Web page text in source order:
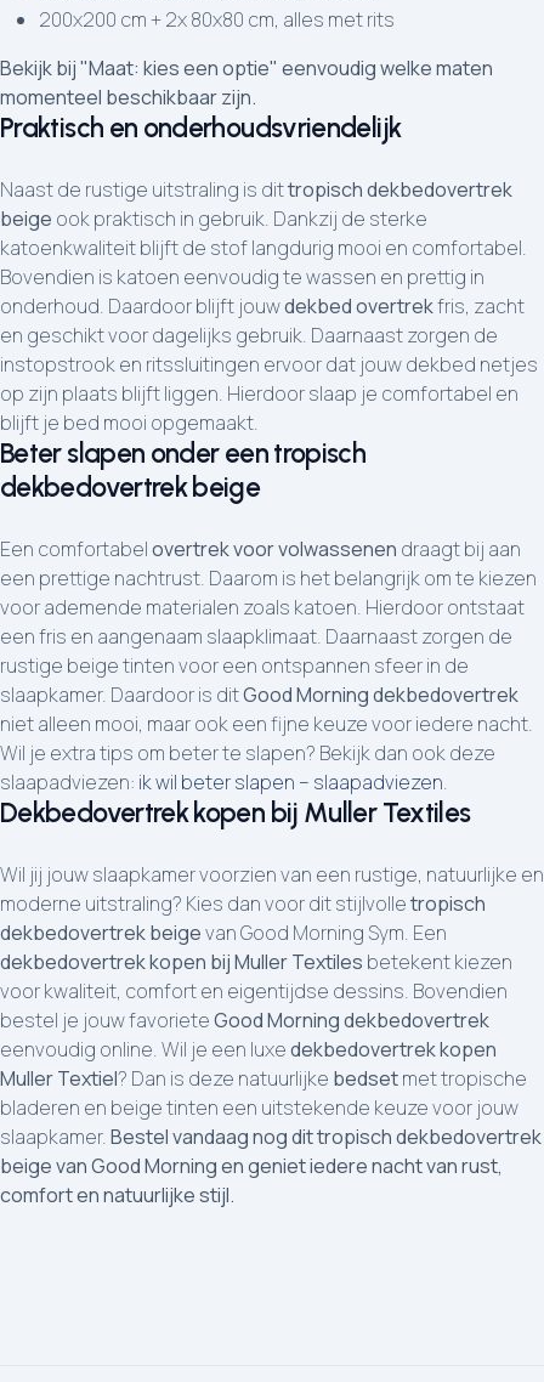
200x200 cm + 2x 80x80 cm, alles met rits
Bekijk bij "Maat: kies een optie" eenvoudig welke maten
momenteel beschikbaar zijn.
Praktisch en onderhoudsvriendelijk
Naast de rustige uitstraling is dittropisch dekbedovertrek
beige ook praktisch in gebruik. Dankzij de sterke
katoenkwaliteit blijft de stof langdurig mooi en comfortabel.
Bovendien is katoen eenvoudig te wassen en prettig in
onderhoud. Daardoor blijft jouwdekbed overtrekfris, zacht
en geschikt voor dagelijks gebruik. Daarnaast zorgen de
instopstrook en ritssluitingen ervoor dat jouw dekbed netjes
op zijn plaats blijft liggen. Hierdoor slaap je comfortabel en
blijft je bed mooi opgemaakt.
Beter slapen onder een tropisch
dekbedovertrek beige
Een comfortabelovertrek voor volwassenen draagt bij aan
een prettige nachtrust. Daarom is het belangrijk om te kiezen
voor ademende materialen zoals katoen. Hierdoor ontstaat
een fris en aangenaam slaapklimaat. Daarnaast zorgen de
rustige beige tinten voor een ontspannen sfeer in de
slaapkamer. Daardoor is ditGood Morning dekbedovertrek
niet alleen mooi, maar ook een fijne keuze voor iedere nacht.
Wil je extra tips om beter te slapen? Bekijk dan ook deze
slaapadviezen: ik wil beter slapen – slaapadviezen.
Dekbedovertrek kopen bij Muller Textiles
Wil jij jouw slaapkamer voorzien van een rustige, natuurlijke en
moderne uitstraling? Kies dan voor dit stijlvolletropisch
dekbedovertrek beigevan Good Morning Sym. Een
dekbedovertrek kopen bij Muller Textiles betekent kiezen
voor kwaliteit, comfort en eigentijdse dessins. Bovendien
bestel je jouw favorieteGood Morning dekbedovertrek
eenvoudig online. Wil je een luxedekbedovertrek kopen
Muller Textiel? Dan is deze natuurlijke bedsetmet tropische
bladeren en beige tinten een uitstekende keuze voor jouw
slaapkamer.Bestel vandaag nog dit tropisch dekbedovertrek
beige van Good Morning en geniet iedere nacht van rust,
comfort en natuurlijke stijl.